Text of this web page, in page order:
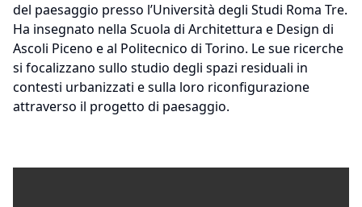
del paesaggio presso l’Università degli Studi Roma Tre.
Ha insegnato nella Scuola di Architettura e Design di
Ascoli Piceno e al Politecnico di Torino. Le sue ricerche
si focalizzano sullo studio degli spazi residuali in
contesti urbanizzati e sulla loro riconfigurazione
attraverso il progetto di paesaggio.